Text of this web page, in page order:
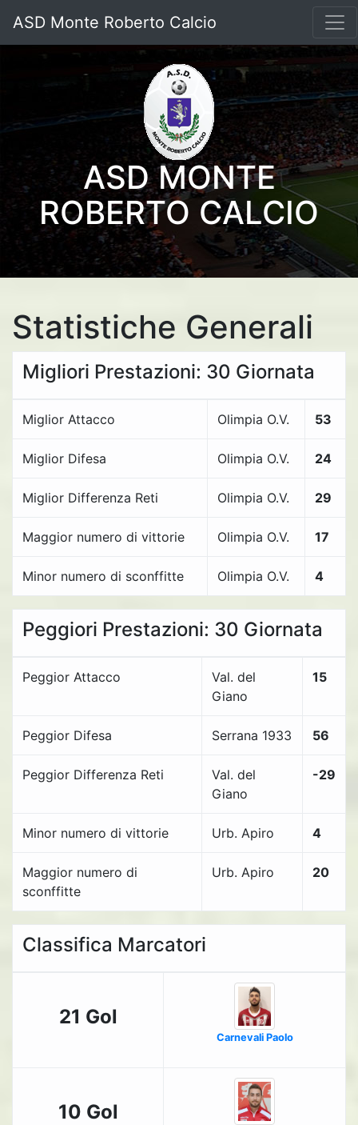
ASD Monte Roberto Calcio
ASD MONTE
ROBERTO CALCIO
Statistiche Generali
Migliori Prestazioni: 30 Giornata
Miglior Attacco Olimpia O.V. 53
Miglior Difesa Olimpia O.V. 24
Miglior Differenza Reti Olimpia O.V. 29
Maggior numero di vittorie Olimpia O.V. 17
Minor numero di sconffitte Olimpia O.V. 4
Peggiori Prestazioni: 30 Giornata
Peggior Attacco
Val. del
Giano
15
Peggior Difesa Serrana 1933 56
Peggior Differenza Reti
Val. del
Giano
-29
Minor numero di vittorie Urb. Apiro 4
Maggior numero di
sconffitte
Urb. Apiro 20
Classifica Marcatori
21 Gol
Carnevali Paolo
10 Gol